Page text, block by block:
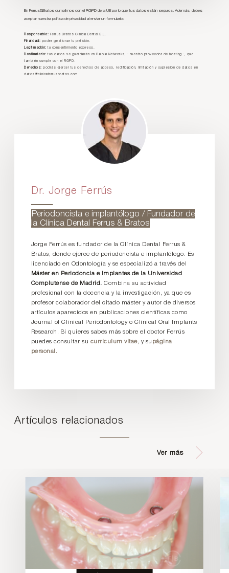
En Ferrus&Bratos cumplimos con el RGPD de la UE por lo que tus datos están seguros. Además, debes
aceptar nuestra política de privacidad al enviar un formulario:
Responsable: Ferrus Bratos Clínica Dental S.L.
Finalidad: poder gestionar tu petición.
Legitimación: tu consentimiento expreso.
Destinatario: tus datos se guardarán en Raiola Networks, - nuestro proveedor de hosting -, que
también cumple con el RGPD.
Derechos: podrás ejercer tus derechos de acceso, rectificación, limitación y supresión de datos en
datos@clinicaferrusbratos.com
Dr. Jorge Ferrús
Periodoncista e implantólogo / Fundador de
la Clínica Dental Ferrus & Bratos
Jorge Ferrús es fundador de la Clínica Dental Ferrus &
Bratos, donde ejerce de periodoncista e implantólogo. Es
licenciado en Odontología y se especializó a través del
Máster en Periodoncia e Implantes de la Universidad
Complutense de Madrid. Combina su actividad
profesional con la docencia y la investigación, ya que es
profesor colaborador del citado máster y autor de diversos
artículos aparecidos en publicaciones científicas como
Journal of Clinical Periodontology o Clinical Oral Implants
Research. Si quieres sabes más sobre el doctor Ferrús
puedes consultar su curriculum vitae, y su página
personal.
Artículos relacionados
Ver más